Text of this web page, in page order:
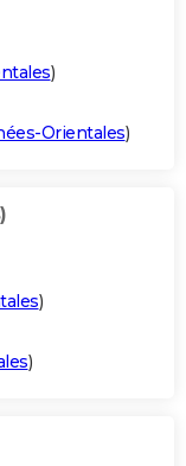
)
Orientales)
)
)